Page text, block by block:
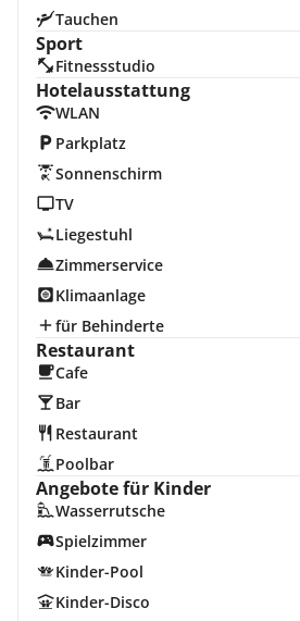
Tauchen
Sport
Fitnessstudio
Hotelausstattung
WLAN
Parkplatz
Sonnenschirm
TV
Liegestuhl
Zimmerservice
Klimaanlage
für Behinderte
Restaurant
Cafe
Bar
Restaurant
Poolbar
Angebote für Kinder
Wasserrutsche
Spielzimmer
Kinder-Pool
Kinder-Disco